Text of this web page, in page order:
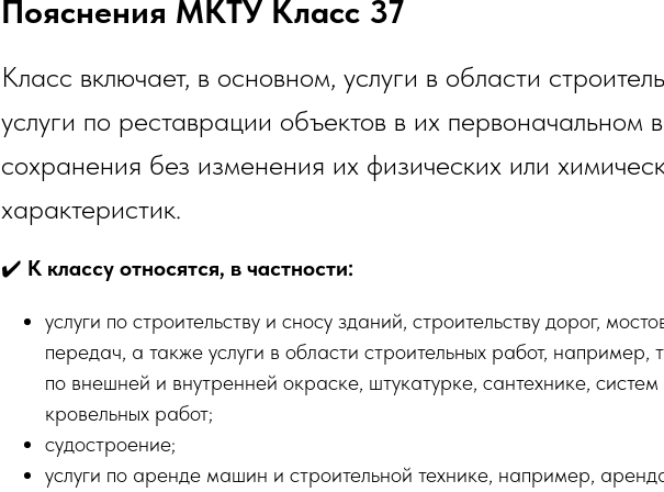
Пояснения МКТУ Класс 37
Класс включает, в основном, услуги в области
услуги по реставрации объектов в их первоначальном
сохранения без изменения их физических или
характеристик.
✔️ К классу относятся, в частности:
услуги по строительству и сносу зданий, строительству дорог,
передач, а также услуги в области строительных работ, например,
по внешней и внутренней окраске, штукатурке, сантехнике, систем
кровельных работ;
судостроение;
услуги по аренде машин и строительной технике, например,